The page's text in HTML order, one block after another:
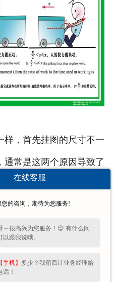
样，首先挂图的尺寸不一
通常是这两个原因导致了
教学用品的公司，主营
机贴足球，以及篮球
。
在线客服
您的咨询，期待为您服务!
～很高兴为您服务！😊 有什么问
以跟我说哦。
【手机】 多少？我稍后让业务经理给
话！